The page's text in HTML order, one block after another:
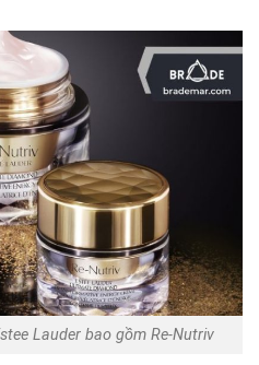
Lauder bao gồm Re-Nutriv